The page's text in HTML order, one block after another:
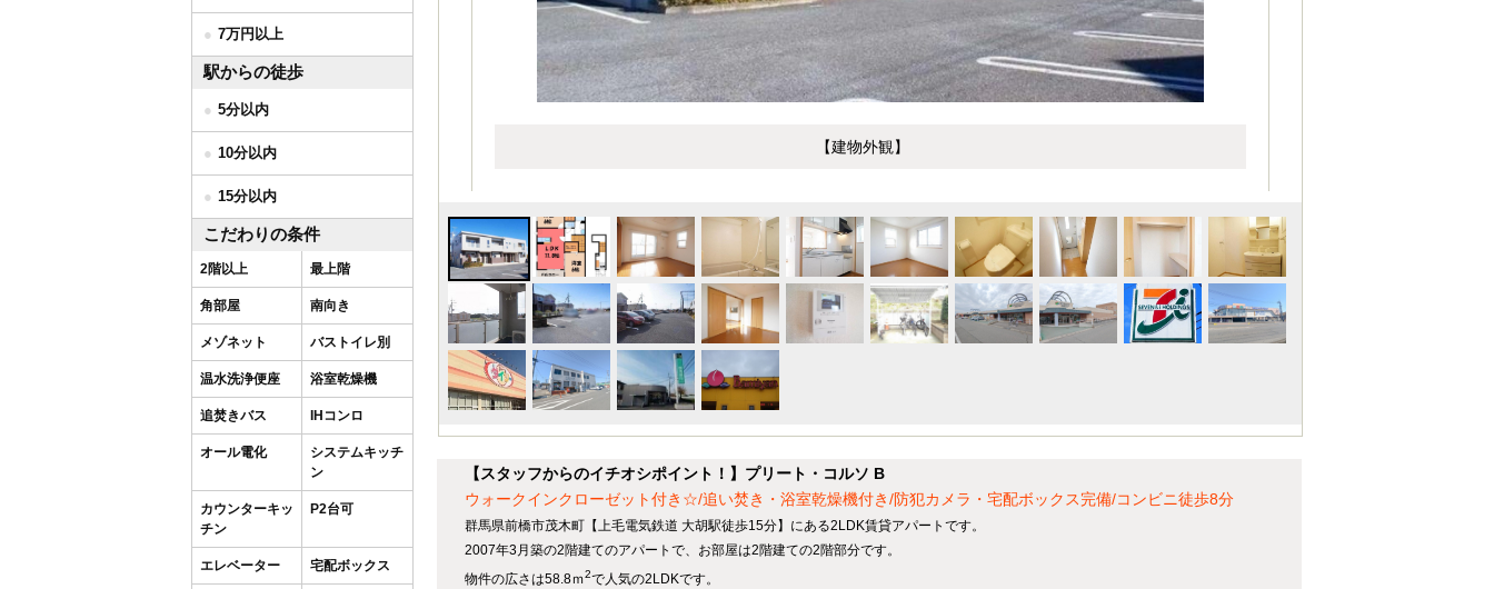
【建物外観】
【スタッフからのイチオシポイント！】プリート・コルソ B
ウォークインクローゼット付き☆/追い焚き・浴室乾燥機付き/防犯カメラ・宅配ボックス完備/コンビニ徒歩8分
群馬県前橋市茂木町【上毛電気鉄道 大胡駅徒歩15分】にある2LDK賃貸アパートです。
2007年3月築の2階建てのアパートで、お部屋は2階建ての2階部分です。
物件の広さは58.8ｍ2で人気の2LDKです。
7万円以上
駅からの徒歩
5分以内
10分以内
15分以内
こだわりの条件
2階以上 最上階
角部屋 南向き
メゾネット バストイレ別
温水洗浄便座 浴室乾燥機
追焚きバス IHコンロ
オール電化
システムキッチ
ン
カウンターキッ
チン
P2台可
エレベーター 宅配ボックス